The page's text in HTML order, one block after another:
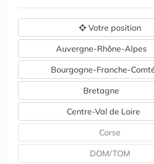
Votre position
Auvergne-Rhône-Alpes
Bourgogne-Franche-
Bretagne
Centre-Val de Loire
Corse
DOM/TOM